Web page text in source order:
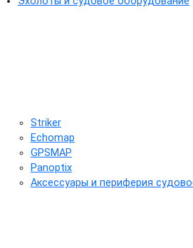
Striker
Echomap
GPSMAP
Panoptix
Аксессуары и периферия